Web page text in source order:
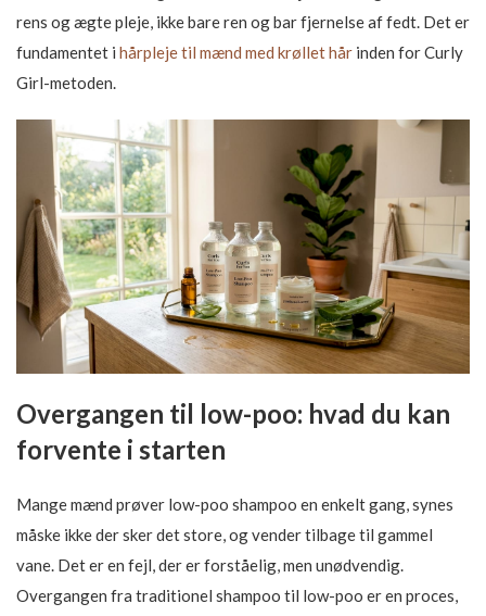
rens og ægte pleje, ikke bare ren og bar fjernelse af fedt. Det er
fundamentet i hårpleje til mænd med krøllet hår inden for Curly
Girl-metoden.
Overgangen til low-poo: hvad du kan
forvente i starten
Mange mænd prøver low-poo shampoo en enkelt gang, synes
måske ikke der sker det store, og vender tilbage til gammel
vane. Det er en fejl, der er forståelig, men unødvendig.
Overgangen fra traditionel shampoo til low-poo er en proces,